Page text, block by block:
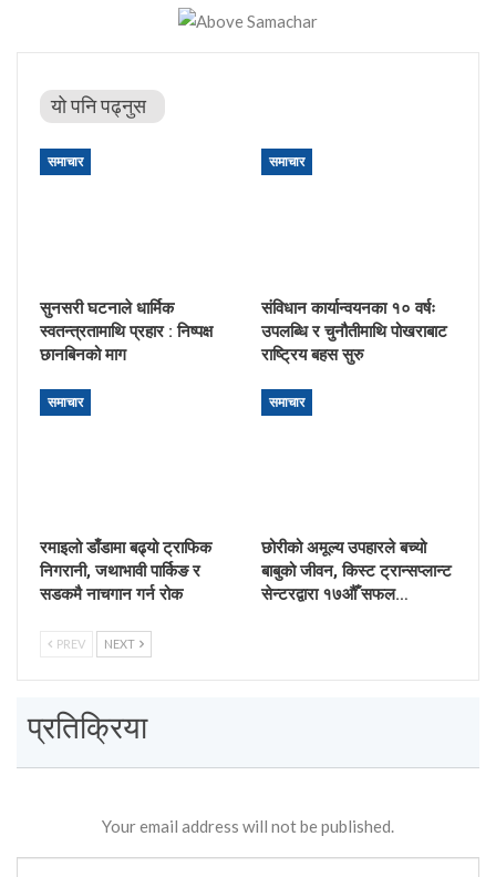
यो पनि पढ्नुस
समाचार
सुनसरी घटनाले धार्मिक
स्वतन्त्रतामाथि प्रहार : निष्पक्ष
छानबिनको माग
समाचार
संविधान कार्यान्वयनका १० वर्षः
उपलब्धि र चुनौतीमाथि पोखराबाट
राष्ट्रिय बहस सुरु
समाचार
रमाइलो डाँडामा बढ्यो ट्राफिक
निगरानी, जथाभावी पार्किङ र
सडकमै नाचगान गर्न रोक
समाचार
छोरीको अमूल्य उपहारले बच्यो
बाबुको जीवन, किस्ट ट्रान्सप्लान्ट
सेन्टरद्वारा १७औँ सफल…
PREV NEXT
प्रतिक्रिया
Your email address will not be published.